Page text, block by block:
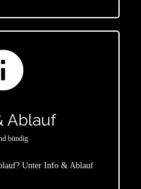
Ablauf
bündig
Unter Info & Ablauf